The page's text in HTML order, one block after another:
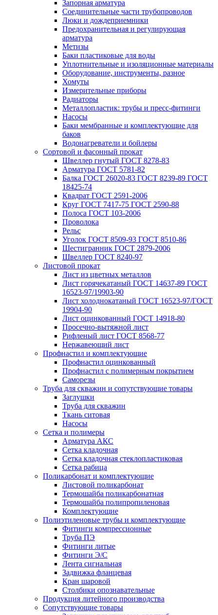
Запорная арматура
Соединительные части трубопроводов
Люки и дождеприемники
Предохранительная и регулирующая
арматура
Метизы
Баки пластиковые для воды
Уплотнительные и изоляционные материалы
Оборудование, инструменты, разное
Хомуты
Измерительные приборы
Радиаторы
Металлопластик: трубы и пресс-фитинги
Насосы
Баки мембранные и комплектующие для
баков
Водонагреватели и бойлеры
Сортовой и фасонный прокат
Швеллер гнутый ГОСТ 8278-83
Арматура ГОСТ 5781-82
Балка ГОСТ 26020-83 ГОСТ 8239-89 ГОСТ
18425-74
Квадрат ГОСТ 2591-2006
Круг ГОСТ 7417-75 ГОСТ 2590-88
Полоса ГОСТ 103-2006
Проволока
Рельс
Уголок ГОСТ 8509-93 ГОСТ 8510-86
Шестигранник ГОСТ 2879-2006
Швеллер ГОСТ 8240-97
Листовой прокат
Лист из цветных металлов
Лист горячекатаный ГОСТ 14637-89 ГОСТ
16523-97/19903-90
Лист холоднокатаный ГОСТ 16523-97/ГОСТ
19904-90
Лист оцинкованный ГОСТ 14918-80
Просечно-вытяжной лист
Рифленый лист ГОСТ 8568-77
Нержавеющий лист
Профнастил и комплектующие
Профнастил оцинкованный
Профнастил с полимерным покрытием
Саморезы
Труба для скважин и сопутствующие товары
Заглушки
Труба для скважин
Ткань ситовая
Насосы
Сетка и полимеры
Арматура АКС
Сетка кладочная
Сетка кладочная стеклопластиковая
Сетка рабица
Поликарбонат и комплектующие
Листовой поликарбонат
Термошайба поликарбонатная
Термошайба полипропиленовая
Комплектующие
Полиэтиленовые трубы и комплектующие
Фитинги компрессионные
Труба ПЭ
Фитинги литые
Фитинги Э/С
Лента сигнальная
Задвижка фланцевая
Кран шаровой
Столбики опознавательные
Продукция литейного производства
Сопутствующие товары